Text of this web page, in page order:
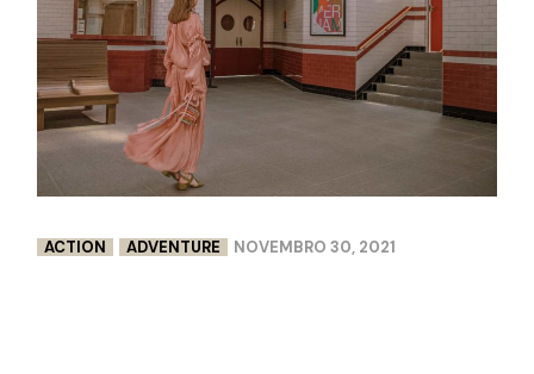
ACTION ADVENTURE NOVEMBRO 30, 2021